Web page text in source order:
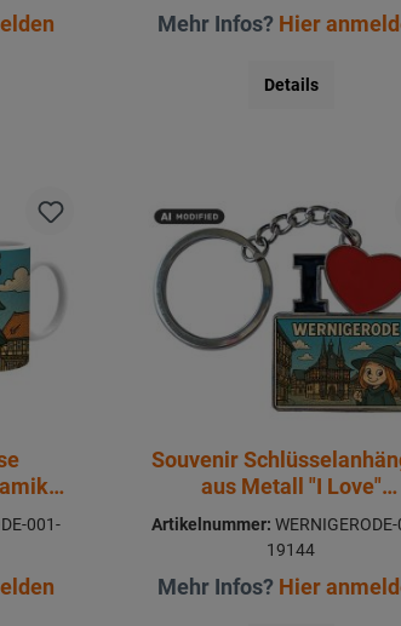
Mehr Infos? Hier
Details
001-
Souvenir
aus Metall "I Love"
Wernigerode 11x4cm
Artikelnummer:
19144
Mehr Infos? Hier